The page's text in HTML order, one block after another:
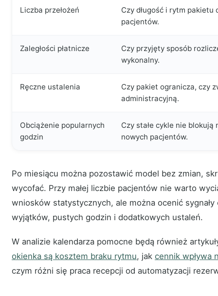
Liczba przełożeń
Czy długość i rytm
pacjentów.
Zaległości płatnicze
Czy przyjęty sposób
wykonalny.
Ręczne ustalenia
Czy pakiet ogranicza, czy
administracyjną.
Obciążenie popularnych
godzin
Czy stałe cykle nie
nowych pacjentów.
Po miesiącu można pozostawić model bez zmian,
wycofać. Przy małej liczbie pacjentów nie warto
wniosków statystycznych, ale można ocenić
wyjątków, pustych godzin i dodatkowych ustaleń.
W analizie kalendarza pomocne będą również
okienka są kosztem braku rytmu, jak cennik wpływa
czym różni się praca recepcji od automatyzacji